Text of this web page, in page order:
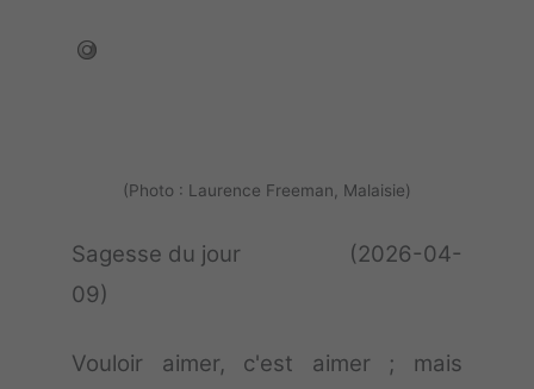
(Photo : Laurence Freeman, Malaisie)
Sagesse du jour (2026-04-
09)
Vouloir aimer, c'est aimer ; mais